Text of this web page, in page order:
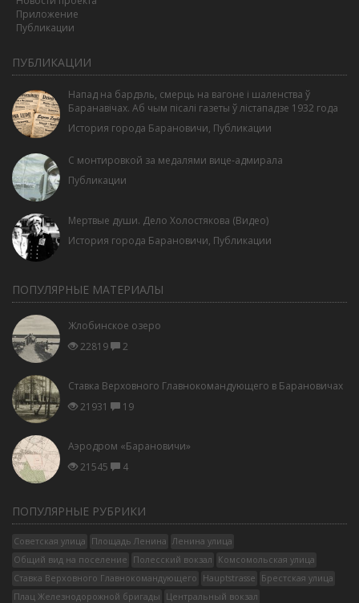
Приложение
Публикации
ПУБЛИКАЦИИ
Напад на бардэль, смерць на вагоне і шаленства ў
Баранавічах. Аб чым пісалі газеты ў лістападзе 1932 года
История города Барановичи, Публикации
С монтировкой за медалями вице-адмирала
Публикации
Мертвые души. Дело Холостякова (Видео)
История города Барановичи, Публикации
ПОПУЛЯРНЫЕ МАТЕРИАЛЫ
Жлобинское озеро
22819
2
Ставка Верховного Главнокомандующего в Барановичах
21931
19
Аэродром «Барановичи»
21545
4
ПОПУЛЯРНЫЕ РУБРИКИ
Советская улица Площадь Ленина
Ленина улица
Общий вид на поселение
Полесский вокзал
Комсомольская улица
Ставка Верховного Главнокомандующего
Hauptstrasse
Брестская улица
Плац Железнодорожной бригады
Центральный вокзал